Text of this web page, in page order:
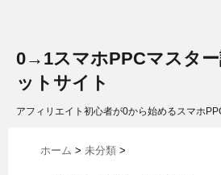
0→1スマホPPCマスタ
ットサイト
アフィリエイト初心者が0から始めるスマホ
ホーム > 未分類 >